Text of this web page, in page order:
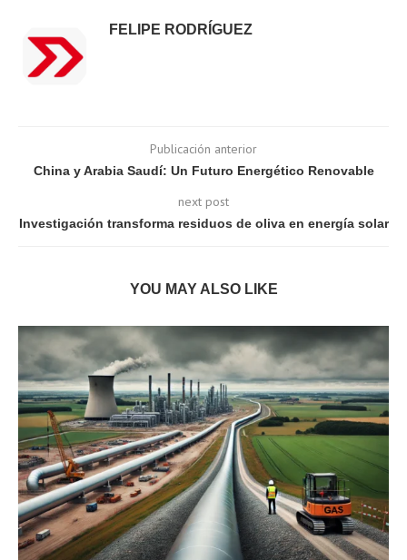
FELIPE RODRÍGUEZ
Publicación anterior
China y Arabia Saudí: Un Futuro Energético Renovable
next post
Investigación transforma residuos de oliva en energía solar
YOU MAY ALSO LIKE